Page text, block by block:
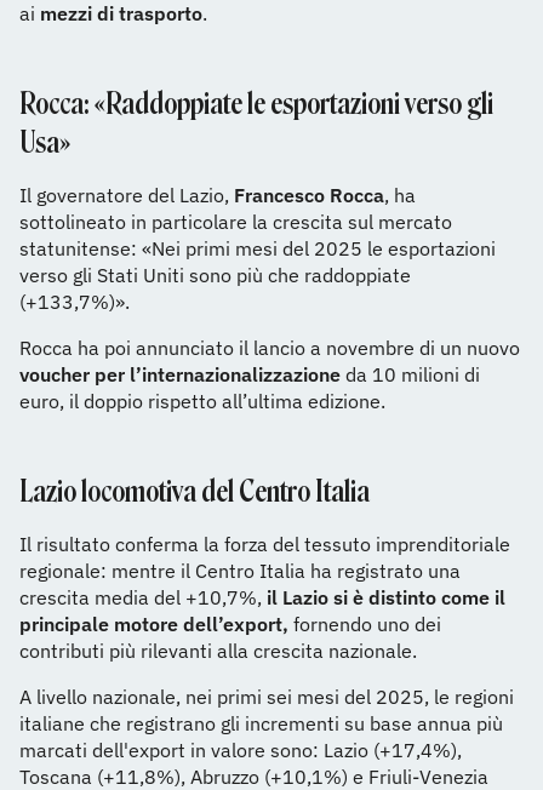
ai mezzi di trasporto.
Rocca: «Raddoppiate le esportazioni verso gli
Usa»
Il governatore del Lazio, Francesco Rocca, ha
sottolineato in particolare la crescita sul mercato
statunitense: «Nei primi mesi del 2025 le esportazioni
verso gli Stati Uniti sono più che raddoppiate
(+133,7%)».
Rocca ha poi annunciato il lancio a novembre di un nuovo
voucher per l’internazionalizzazione da 10 milioni di
euro, il doppio rispetto all’ultima edizione.
Lazio locomotiva del Centro Italia
Il risultato conferma la forza del tessuto imprenditoriale
regionale: mentre il Centro Italia ha registrato una
crescita media del +10,7%, il Lazio si è distinto come il
principale motore dell’export, fornendo uno dei
contributi più rilevanti alla crescita nazionale.
A livello nazionale, nei primi sei mesi del 2025, le regioni
italiane che registrano gli incrementi su base annua più
marcati dell'export in valore sono: Lazio (+17,4%),
Toscana (+11,8%), Abruzzo (+10,1%) e Friuli-Venezia